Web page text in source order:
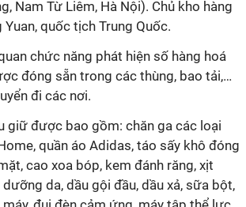
Nam Từ Liêm, Hà Nội). Chủ kho hàng
Yuan, quốc tịch Trung Quốc.
chức năng phát hiện số hàng hoá
đóng sẵn trong các thùng, bao tải,…
đi các nơi.
giữ được bao gồm: chăn ga các loại
quần áo Adidas, táo sấy khô đóng
cao xoa bóp, kem đánh răng, xịt
da, dầu gội đầu, dầu xả, sữa bột,